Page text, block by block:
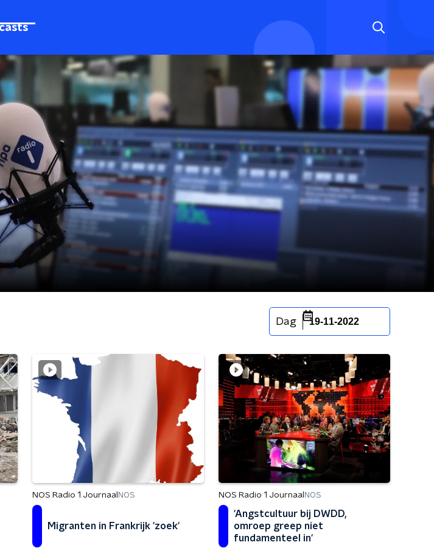
Dag 19-11-2022
NOS Radio 1 Journaal NOS
Migranten in Frankrijk 'zoek'
NOS Radio 1 Journaal NOS
'Angstcultuur bij DWDD,
omroep greep niet
fundamenteel in'